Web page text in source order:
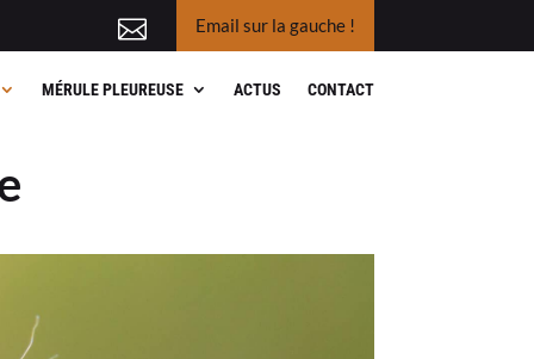
nous ! Email sur la gauche !
MÉRULE PLEUREUSE ACTUS CONTACT